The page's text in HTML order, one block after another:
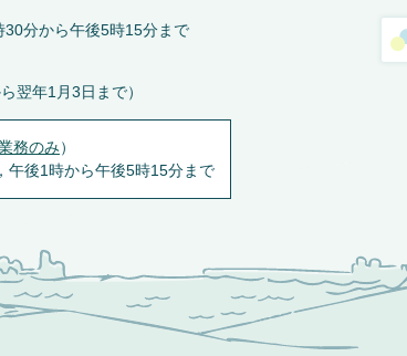
分から午後5時15分まで
翌年1月3日まで）
務のみ）
後1時から午後5時15分まで